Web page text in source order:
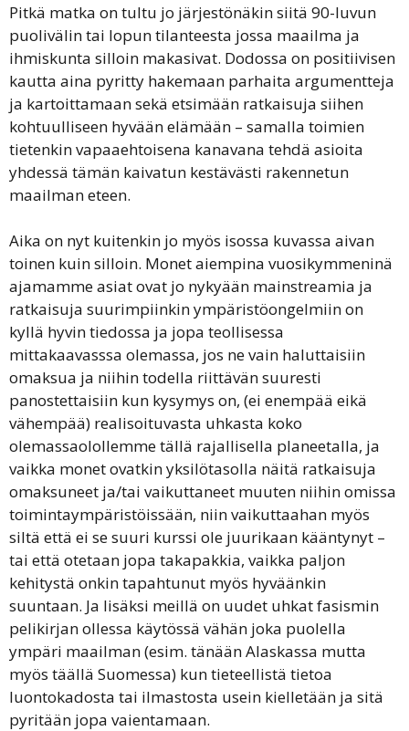
Pitkä matka on tultu jo järjestönäkin siitä 90-luvun
puolivälin tai lopun tilanteesta jossa maailma ja
ihmiskunta silloin makasivat. Dodossa on positiivisen
kautta aina pyritty hakemaan parhaita argumentteja
ja kartoittamaan sekä etsimään ratkaisuja siihen
kohtuulliseen hyvään elämään – samalla toimien
tietenkin vapaaehtoisena kanavana tehdä asioita
yhdessä tämän kaivatun kestävästi rakennetun
maailman eteen.
Aika on nyt kuitenkin jo myös isossa kuvassa aivan
toinen kuin silloin. Monet aiempina vuosikymmeninä
ajamamme asiat ovat jo nykyään mainstreamia ja
ratkaisuja suurimpiinkin ympäristöongelmiin on
kyllä hyvin tiedossa ja jopa teollisessa
mittakaavasssa olemassa, jos ne vain haluttaisiin
omaksua ja niihin todella riittävän suuresti
panostettaisiin kun kysymys on, (ei enempää eikä
vähempää) realisoituvasta uhkasta koko
olemassaolollemme tällä rajallisella planeetalla, ja
vaikka monet ovatkin yksilötasolla näitä ratkaisuja
omaksuneet ja/tai vaikuttaneet muuten niihin omissa
toimintaympäristöissään, niin vaikuttaahan myös
siltä että ei se suuri kurssi ole juurikaan kääntynyt –
tai että otetaan jopa takapakkia, vaikka paljon
kehitystä onkin tapahtunut myös hyväänkin
suuntaan. Ja lisäksi meillä on uudet uhkat fasismin
pelikirjan ollessa käytössä vähän joka puolella
ympäri maailman (esim. tänään Alaskassa mutta
myös täällä Suomessa) kun tieteellistä tietoa
luontokadosta tai ilmastosta usein kielletään ja sitä
pyritään jopa vaientamaan.